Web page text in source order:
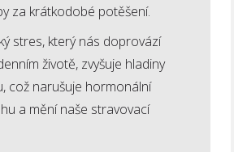
za krátkodobé potěšení.
stres, který nás doprovází
životě, zvyšuje hladiny
což narušuje hormonální
a mění naše stravovací